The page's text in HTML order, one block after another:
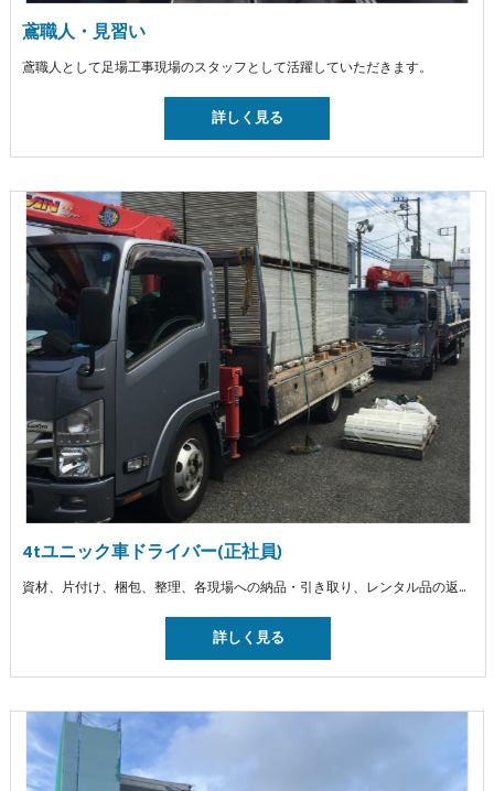
鳶職人・見習い
鳶職人として足場工事現場のスタッフとして活躍していただきます。
詳しく見る
4tユニック車ドライバー(正社員)
資材、片付け、梱包、整理、各現場への納品・引き取り、レンタル品の返却、販売品の納品
詳しく見る